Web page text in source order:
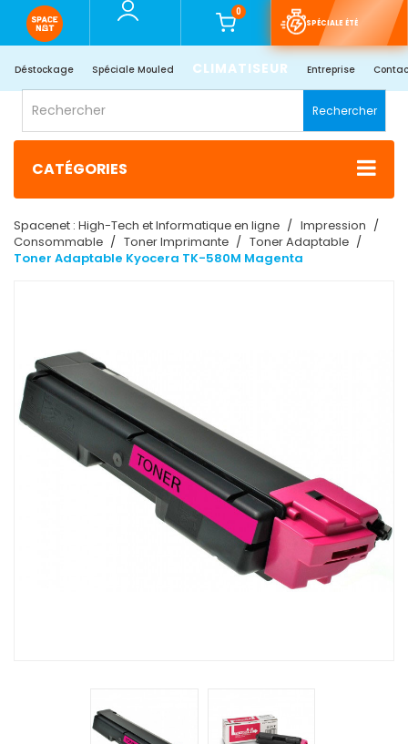
0
SPÉCIALE ÉTÉ
Déstockage Spéciale Mouled CLIMATISEUR Entreprise
Rechercher
CATÉGORIES
Spacenet : High-Tech et Informatique en ligne
Impression
Consommable
Toner Imprimante
Toner Adaptable
Toner Adaptable Kyocera TK-580M Magenta